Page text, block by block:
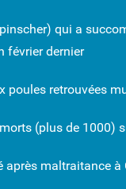
qui a
février dernier
poules retrouvées
(plus de 1000)
après maltraitance à